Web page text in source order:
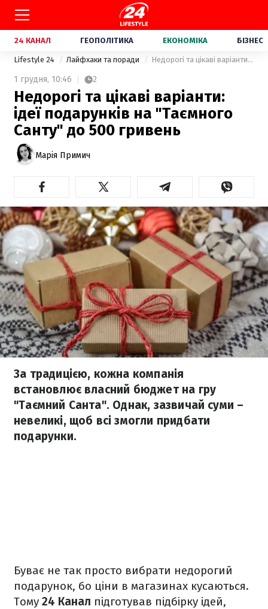
24 КАНАЛ ГЕОПОЛІТИКА ЕКОНОМІКА БІЗНЕС
Lifestyle 24 Лайфхаки та поради Недорогі та цікаві варіанти: ідеї подарунків на "Таємного Санту" до 500 гривень
1 грудня, 10:46 2
Недорогі та цікаві варіанти:
ідеї подарунків на "Таємного
Санту" до 500 гривень
Марія Примич
За традицією, кожна компанія
встановлює власний бюджет на гру
"Таємний Санта". Однак, зазвичай суми –
невеликі, щоб всі змогли придбати
подарунки.
Буває не так просто вибрати недорогий
подарунок, бо ціни в магазинах кусаються.
Тому 24 Канал підготував підбірку ідей,